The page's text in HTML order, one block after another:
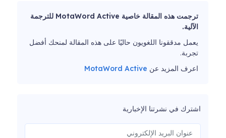
ترجمت هذه المقالة خاصية MotaWord Active للترجمة
الآلية.
يعمل مدققونا اللغويون حاليًا على هذه المقالة لمنحك أفضل
تجربة.
اعرف المزيد عن MotaWord Active
اشترك في نشرتنا الإخبارية